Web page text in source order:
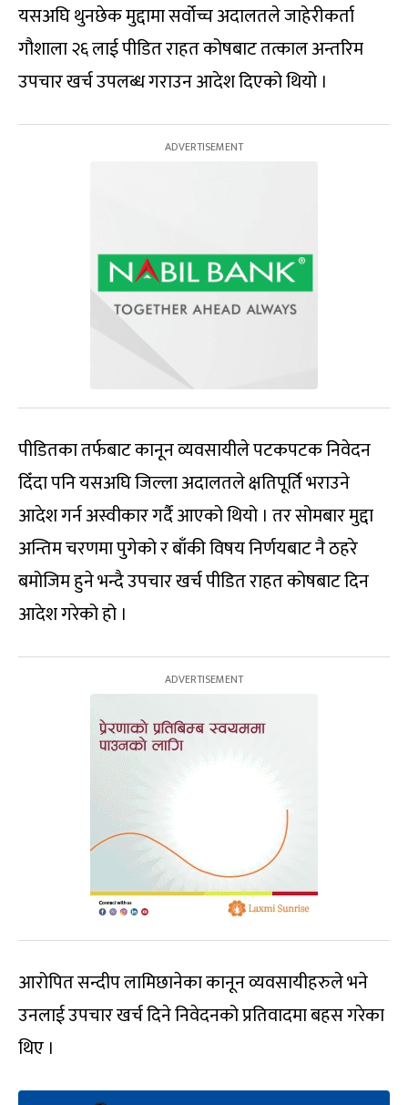
यसअघि थुनछेक मुद्दामा सर्वोच्च अदालतले जाहेरीकर्ता
गौशाला २६ लाई पीडित राहत कोषबाट तत्काल अन्तरिम
उपचार खर्च उपलब्ध गराउन आदेश दिएको थियो ।
पीडितका तर्फबाट कानून व्यवसायीले पटकपटक निवेदन
दिँदा पनि यसअघि जिल्ला अदालतले क्षतिपूर्ति भराउने
आदेश गर्न अस्वीकार गर्दै आएको थियो । तर सोमबार मुद्दा
अन्तिम चरणमा पुगेको र बाँकी विषय निर्णयबाट नै ठहरे
बमोजिम हुने भन्दै उपचार खर्च पीडित राहत कोषबाट दिन
आदेश गरेको हो ।
आरोपित सन्दीप लामिछानेका कानून व्यवसायीहरुले भने
उनलाई उपचार खर्च दिने निवेदनको प्रतिवादमा बहस गरेका
थिए ।